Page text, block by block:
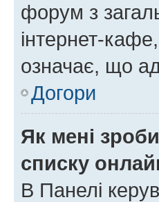
форум з
інтернет-
означає, що
Догори
Як мені
списку
В Панелі